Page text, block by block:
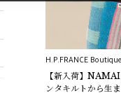
H.P.FRANCE Boutique
【新入荷】
ンタキルトから生